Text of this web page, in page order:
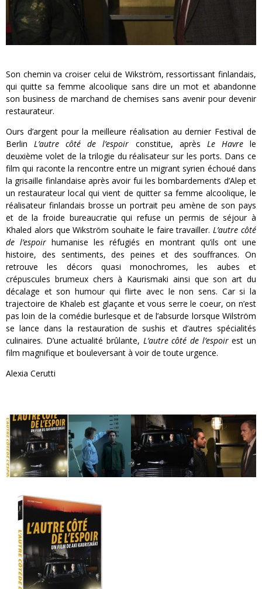
Son chemin va croiser celui de Wikström, ressortissant finlandais,
qui quitte sa femme alcoolique sans dire un mot et abandonne
son business de marchand de chemises sans avenir pour devenir
restaurateur.
Ours d’argent pour la meilleure réalisation au dernier Festival de
BerlinL’autre côté de l’espoir constitue, après Le Havrele
deuxième volet de la trilogie du réalisateur sur les ports. Dans ce
film qui raconte la rencontre entre un migrant syrien échoué dans
la grisaille finlandaise après avoir fui les bombardements d’Alep et
un restaurateur local qui vient de quitter sa femme alcoolique, le
réalisateur finlandais brosse un portrait peu amène de son pays
et de la froide bureaucratie qui refuse un permis de séjour à
Khaled alors que Wikström souhaite le faire travailler. L’autre côté
de l’espoir humanise les réfugiés en montrant qu’ils ont une
histoire, des sentiments, des peines et des souffrances. On
retrouve les décors quasi monochromes, les aubes et
crépuscules brumeux chers à Kaurismaki ainsi que son art du
décalage et son humour qui flirte avec le non sens. Car si la
trajectoire de Khaleb est glaçante et vous serre le coeur, on n’est
pas loin de la comédie burlesque et de l’absurde lorsque Wilström
se lance dans la restauration de sushis et d’autres spécialités
culinaires. D’une actualité brûlante, L’autre côté de l’espoirest un
film magnifique et bouleversant à voir de toute urgence.
Alexia Cerutti